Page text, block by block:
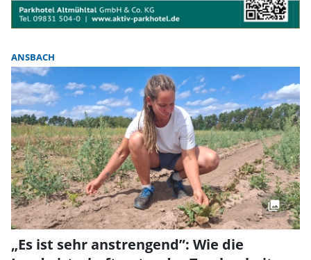
ANSBACH
„Es ist sehr anstrengend”: Wie die